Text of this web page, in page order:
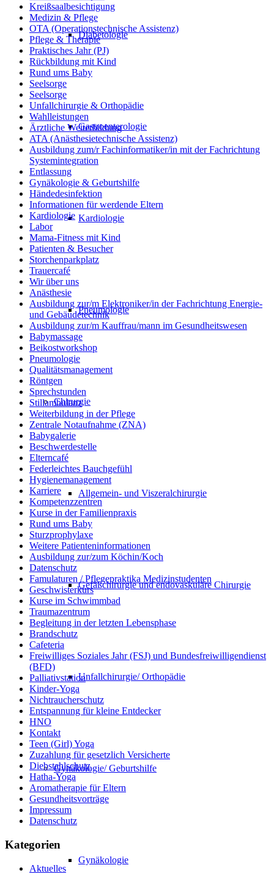
Diabetologie
Gastroenterologie
Kardiologie
Pneumologie
Chirurgie
Allgemein- und Viszeralchirurgie
Gefäßchirurgie und endovaskuläre Chirurgie
Unfallchirurgie/ Orthopädie
Gynäkologie/ Geburtshilfe
Gynäkologie
Kreißsaalbesichtigung
Medizin & Pflege
OTA (Operationstechnische Assistenz)
Pflege & Therapie
Praktisches Jahr (PJ)
Rückbildung mit Kind
Rund ums Baby
Seelsorge
Seelsorge
Unfallchirurgie & Orthopädie
Wahlleistungen
Ärztliche Weiterbildung
ATA (Anästhesietechnische Assistenz)
Ausbildung zum/r Fachinformatiker/in mit der Fachrichtung
Systemintegration
Entlassung
Gynäkologie & Geburtshilfe
Händedesinfektion
Informationen für werdende Eltern
Kardiologie
Labor
Mama-Fitness mit Kind
Patienten & Besucher
Storchenparkplatz
Trauercafé
Wir über uns
Anästhesie
Ausbildung zur/m Elektroniker/in der Fachrichtung Energie-
und Gebäudetechnik
Ausbildung zur/m Kauffrau/mann im Gesundheitswesen
Babymassage
Beikostworkshop
Pneumologie
Qualitätsmanagement
Röntgen
Sprechstunden
Stillambulanz
Weiterbildung in der Pflege
Zentrale Notaufnahme (ZNA)
Babygalerie
Beschwerdestelle
Elterncafé
Federleichtes Bauchgefühl
Hygienemanagement
Karriere
Kompetenzzentren
Kurse in der Familienpraxis
Rund ums Baby
Sturzprophylaxe
Weitere Patienteninformationen
Ausbildung zur/zum Köchin/Koch
Datenschutz
Famulaturen / Pflegepraktika Medizinstudenten
Geschwisterkurs
Kurse im Schwimmbad
Traumazentrum
Begleitung in der letzten Lebensphase
Brandschutz
Cafeteria
Freiwilliges Soziales Jahr (FSJ) und Bundesfreiwilligendienst
(BFD)
Palliativstation
Kinder-Yoga
Nichtraucherschutz
Entspannung für kleine Entdecker
HNO
Kontakt
Teen (Girl) Yoga
Zuzahlung für gesetzlich Versicherte
Diebstahlschutz
Hatha-Yoga
Aromatherapie für Eltern
Gesundheitsvorträge
Impressum
Datenschutz
Kategorien
Aktuelles